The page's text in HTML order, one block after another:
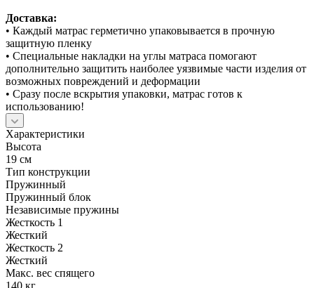
Доставка:
• Каждый матрас герметично упаковывается в прочную
защитную пленку
• Специальные накладки на углы матраса помогают
дополнительно защитить наиболее уязвимые части изделия от
возможных повреждений и деформации
• Сразу после вскрытия упаковки, матрас готов к
использованию!
Характеристики
Высота
19 см
Тип конструкции
Пружинный
Пружинный блок
Независимые пружины
Жесткость 1
Жесткий
Жесткость 2
Жесткий
Макс. вес спящего